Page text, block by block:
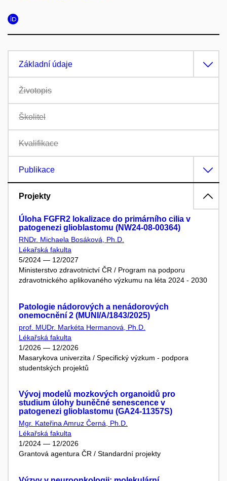
Základní údaje
Životopis
Školitel
Kvalifikace
Publikace
Projekty
Úloha FGFR2 lokalizace do primárního cilia v
patogenezi glioblastomu (NW24-08-00364)
RNDr. Michaela Bosáková, Ph.D.
Lékařská fakulta
5/2024 — 12/2027
Ministerstvo zdravotnictví ČR / Program na podporu
zdravotnického aplikovaného výzkumu na léta 2024 - 2030
Patologie nádorových a nenádorových
onemocnění 2 (MUNI/A/1843/2025)
prof. MUDr. Markéta Hermanová, Ph.D.
Lékařská fakulta
1/2026 — 12/2026
Masarykova univerzita / Specifický výzkum - podpora
studentských projektů
Vývoj modelů mozkových organoidů pro
studium úlohy buněčné senescence v
patogenezi glioblastomu (GA24-11357S)
Mgr. Kateřina Amruz Černá, Ph.D.
Lékařská fakulta
1/2024 — 12/2026
Grantová agentura ČR / Standardní projekty